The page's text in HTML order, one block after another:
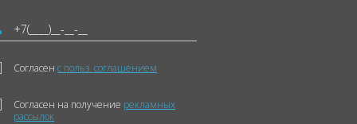
Согласенс польз. соглашением
Согласен на получение рекламных
рассылок